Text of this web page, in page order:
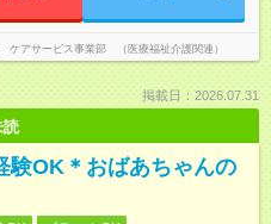
ケアサービス事業部 （医療福祉介護関連）
掲載日：2026.07.31
読
験OK＊おばあちゃんの